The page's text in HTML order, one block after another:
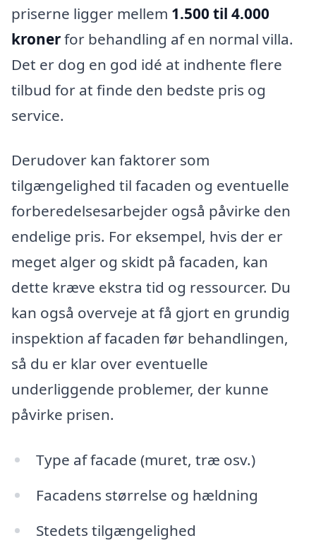
priserne ligger mellem 1.500 til 4.000
kronerfor behandling af en normal villa.
Det er dog en god idé at indhente flere
tilbud for at finde den bedste pris og
service.
Derudover kan faktorer som
tilgængelighed til facaden og eventuelle
forberedelsesarbejder også påvirke den
endelige pris. For eksempel, hvis der er
meget alger og skidt på facaden, kan
dette kræve ekstra tid og ressourcer. Du
kan også overveje at få gjort en grundig
inspektion af facaden før behandlingen,
så du er klar over eventuelle
underliggende problemer, der kunne
påvirke prisen.
Type af facade (muret, træ osv.)
Facadens størrelse og hældning
Stedets tilgængelighed